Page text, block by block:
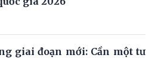
giai đoạn mới: Cần một tư